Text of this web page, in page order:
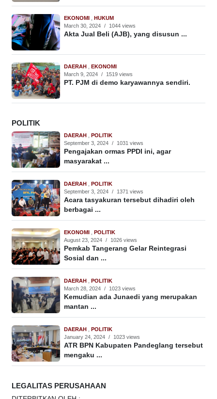
EKONOMI , HUKUM
March 30, 2024 / 1044 views
Akta Jual Beli (AJB), yang disusun ...
DAERAH , EKONOMI
March 9, 2024 / 1519 views
PT. PJM di demo karyawannya sendiri.
POLITIK
DAERAH , POLITIK
September 3, 2024 / 1031 views
Pengajakan ormas PPDI ini, agar
masyarakat ...
DAERAH , POLITIK
September 3, 2024 / 1371 views
Acara tasyakuran tersebut dihadiri oleh
berbagai ...
EKONOMI , POLITIK
August 23, 2024 / 1026 views
Pemkab Tangerang Gelar Reintegrasi
Sosial dan ...
DAERAH , POLITIK
March 28, 2024 / 1023 views
Kemudian ada Junaedi yang merupakan
mantan ...
DAERAH , POLITIK
January 24, 2024 / 1023 views
ATR BPN Kabupaten Pandeglang tersebut
mengaku ...
LEGALITAS PERUSAHAAN